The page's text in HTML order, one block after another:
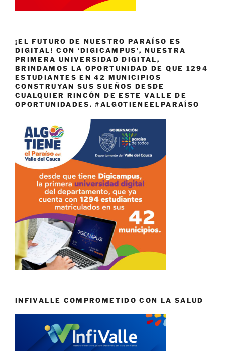
¡EL FUTURO DE NUESTRO PARAÍSO ES
DIGITAL! CON ‘DIGICAMPUS’, NUESTRA
PRIMERA UNIVERSIDAD DIGITAL,
BRINDAMOS LA OPORTUNIDAD DE QUE 1294
ESTUDIANTES EN 42 MUNICIPIOS
CONSTRUYAN SUS SUEÑOS DESDE
CUALQUIER RINCÓN DE ESTE VALLE DE
OPORTUNIDADES. #ALGOTIENEELPARAÍSO
INFIVALLE COMPROMETIDO CON LA SALUD